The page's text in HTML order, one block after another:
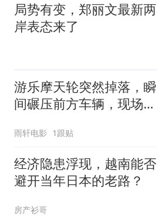
局势有变，郑丽文最新两
岸表态来了
游乐摩天轮突然掉落，瞬
间碾压前方车辆，现场状
雨轩电影 1跟贴
经济隐患浮现，越南能否
避开当年日本的老路？
房产衫哥